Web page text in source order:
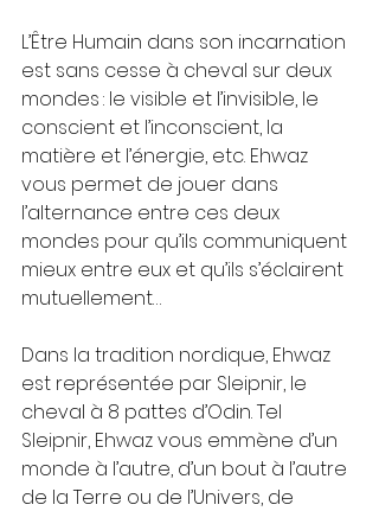
L’Être Humain dans son incarnation
est sans cesse à cheval sur deux
mondes : le visible et l’invisible, le
conscient et l’inconscient, la
matière et l’énergie, etc. Ehwaz
vous permet de jouer dans
l’alternance entre ces deux
mondes pour qu’ils communiquent
mieux entre eux et qu’ils s’éclairent
mutuellement…
Dans la tradition nordique, Ehwaz
est représentée par Sleipnir, le
cheval à 8 pattes d’Odin. Tel
Sleipnir, Ehwaz vous emmène d’un
monde à l’autre, d’un bout à l’autre
de la Terre ou de l’Univers, de